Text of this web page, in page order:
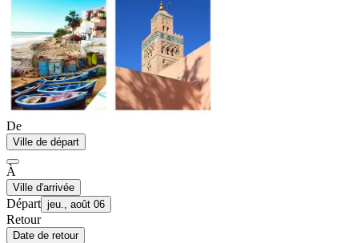
De
Ville de départ
À
Ville d'arrivée
Départ jeu., août 06
Retour
Date de retour